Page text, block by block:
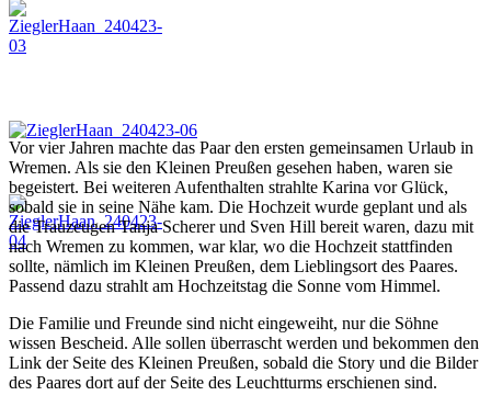
Vor vier Jahren machte das Paar den ersten gemeinsamen Urlaub in
Wremen. Als sie den Kleinen Preußen gesehen haben, waren sie
begeistert. Bei weiteren Aufenthalten strahlte Karina vor Glück,
sobald sie in seine Nähe kam. Die Hochzeit wurde geplant und als
die Trauzeugen Tanja Scherer und Sven Hill bereit waren, dazu mit
nach Wremen zu kommen, war klar, wo die Hochzeit stattfinden
sollte, nämlich im Kleinen Preußen, dem Lieblingsort des Paares.
Passend dazu strahlt am Hochzeitstag die Sonne vom Himmel.
Die Familie und Freunde sind nicht eingeweiht, nur die Söhne
wissen Bescheid. Alle sollen überrascht werden und bekommen den
Link der Seite des Kleinen Preußen, sobald die Story und die Bilder
des Paares dort auf der Seite des Leuchtturms erschienen sind.